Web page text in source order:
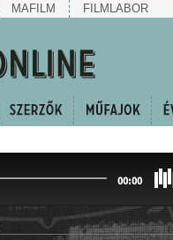
MAFILM FILMLABOR
00:00